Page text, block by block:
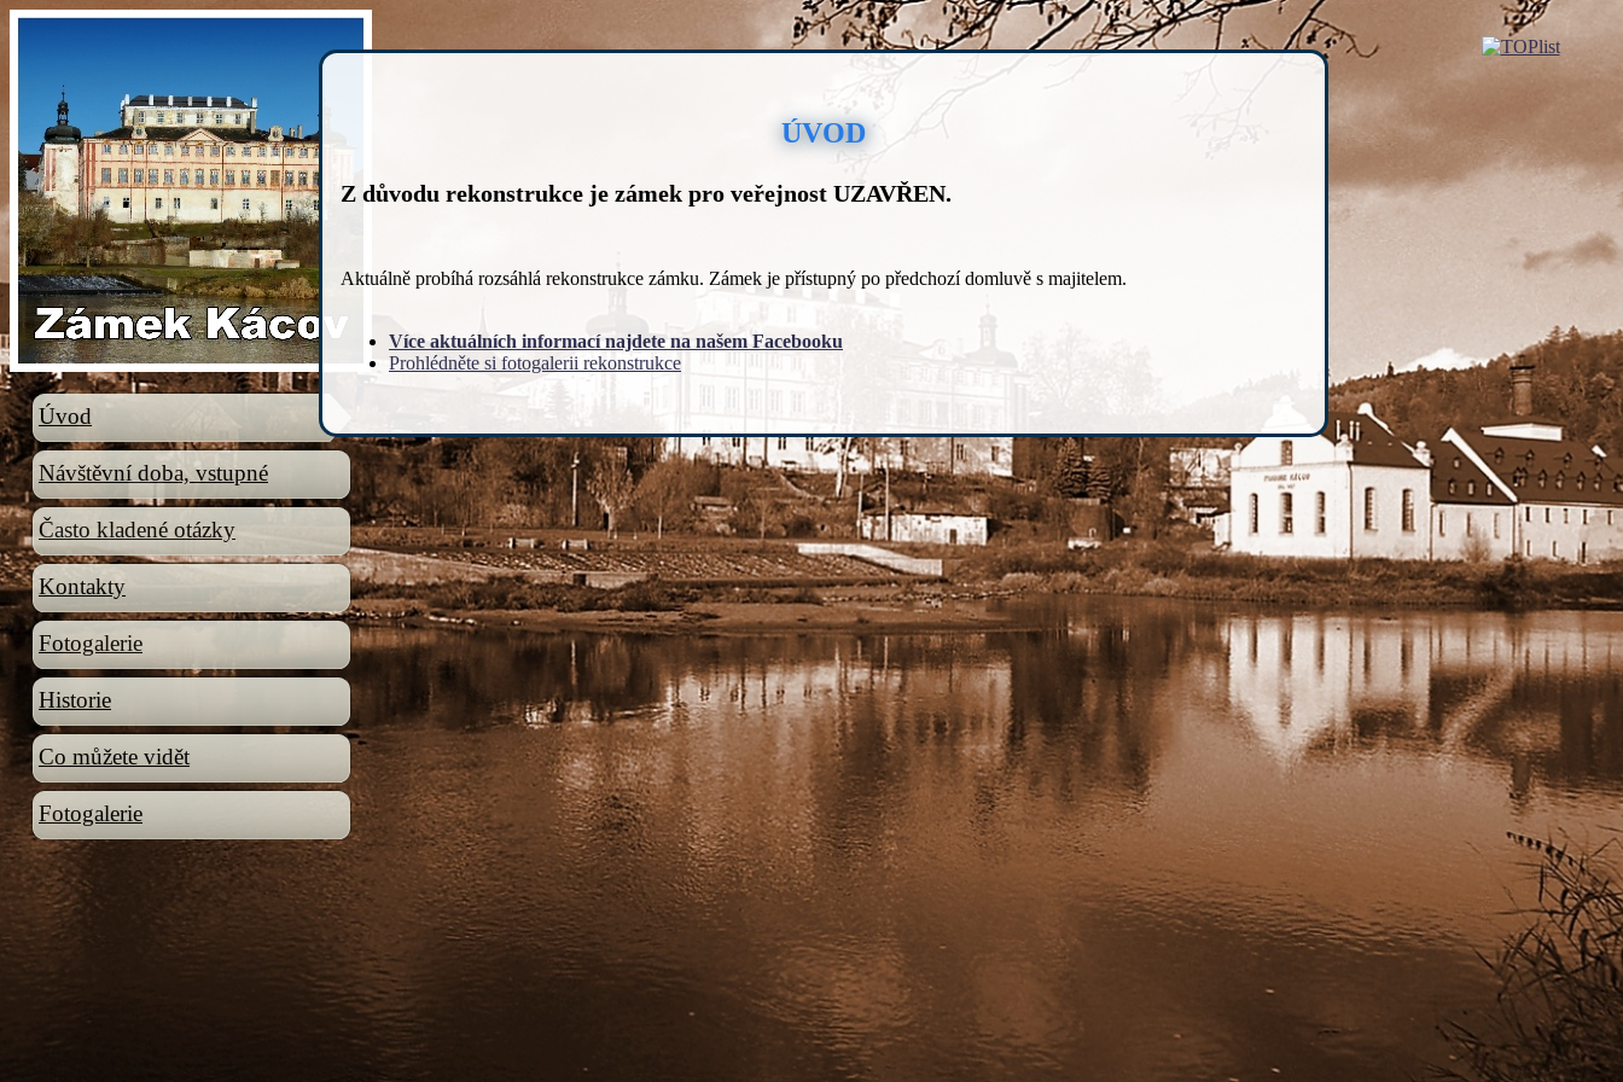
Úvod
Návštěvní doba, vstupné
Často kladené otázky
Kontakty
Fotogalerie
Historie
Co můžete vidět
Fotogalerie
ÚVOD
Z důvodu rekonstrukce je zámek pro veřejnost UZAVŘEN.
Aktuálně probíhá rozsáhlá rekonstrukce zámku. Zámek je přístupný po předchozí domluvě s majitelem.
Více aktuálních informací najdete na našem Facebooku
Prohlédněte si fotogalerii rekonstrukce